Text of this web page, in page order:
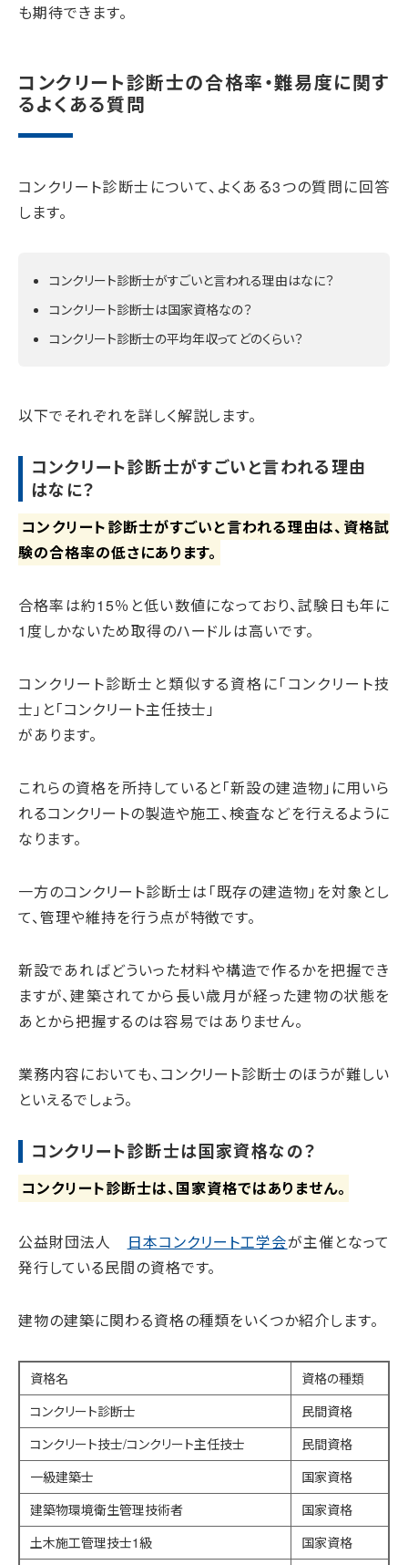
も期待できます。
コンクリート診断士の合格率・難易度に関す
るよくある質問
コンクリート診断士について、よくある3つの質問に回答
します。
コンクリート診断士がすごいと言われる理由はなに？
コンクリート診断士は国家資格なの？
コンクリート診断士の平均年収ってどのくらい？
以下でそれぞれを詳しく解説します。
コンクリート診断士がすごいと言われる理由
はなに？
コンクリート診断士がすごいと言われる理由は、資格試
験の合格率の低さにあります。
合格率は約15％と低い数値になっており、試験日も年に
1度しかないため取得のハードルは高いです。
コンクリート診断士と類似する資格に「コンクリート技
士」と「コンクリート主任技士」
があります。
これらの資格を所持していると「新設の建造物」に用いら
れるコンクリートの製造や施工、検査などを行えるように
なります。
一方のコンクリート診断士は「既存の建造物」を対象とし
て、管理や維持を行う点が特徴です。
新設であればどういった材料や構造で作るかを把握でき
ますが、建築されてから長い歳月が経った建物の状態を
あとから把握するのは容易ではありません。
業務内容においても、コンクリート診断士のほうが難しい
といえるでしょう。
コンクリート診断士は国家資格なの？
コンクリート診断士は、国家資格ではありません。
公益財団法人 日本コンクリート工学会が主催となって
発行している民間の資格です。
建物の建築に関わる資格の種類をいくつか紹介します。
資格名
資格の種類
コンクリート診断士
民間資格
コンクリート技士/コンクリート主任技士
民間資格
一級建築士
国家資格
建築物環境衛生管理技術者
国家資格
土木施工管理技士1級
国家資格